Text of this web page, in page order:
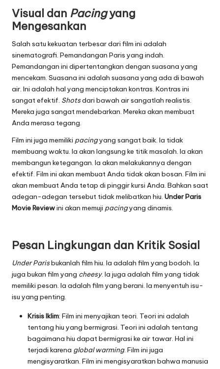
Visual dan Pacingyang
Mengesankan
Salah satu kekuatan terbesar dari film ini adalah
sinematografi. Pemandangan Paris yang indah.
Pemandangan ini dipertentangkan dengan suasana yang
mencekam. Suasana ini adalah suasana yang ada di bawah
air. Ini adalah hal yang menciptakan kontras. Kontras ini
sangat efektif. Shotsdari bawah air sangatlah realistis.
Mereka juga sangat mendebarkan. Mereka akan membuat
Anda merasa tegang.
Film ini juga memiliki pacingyang sangat baik. Ia tidak
membuang waktu. Ia akan langsung ke titik masalah. Ia akan
membangun ketegangan. Ia akan melakukannya dengan
efektif. Film ini akan membuat Anda tidak akan bosan. Film ini
akan membuat Anda tetap di pinggir kursi Anda. Bahkan saat
adegan-adegan tersebut tidak melibatkan hiu. Under Paris
Movie Reviewini akan memuji pacingyang dinamis.
Pesan Lingkungan dan Kritik Sosial
Under Parisbukanlah film hiu. Ia adalah film yang bodoh. Ia
juga bukan film yang cheesy. Ia juga adalah film yang tidak
memiliki pesan. Ia adalah film yang berani. Ia menyentuh isu-
isu yang penting.
Krisis Iklim: Film ini menyajikan teori. Teori ini adalah
tentang hiu yang bermigrasi. Teori ini adalah tentang
bagaimana hiu dapat bermigrasi ke air tawar. Hal ini
terjadi karena global warming. Film ini juga
mengisyaratkan. Film ini mengisyaratkan bahwa manusia